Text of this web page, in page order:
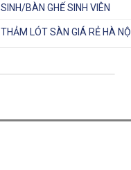
SINH/BÀN GHẾ SINH VIÊN
THẢM LÓT SÀN GIÁ RẺ HÀ NỘI